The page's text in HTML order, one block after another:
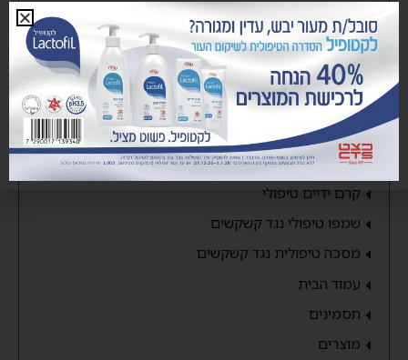
אורטיקריה (חרדלת או סרפדת)
תפרחת חיתולים
סוכרת
עור יבש
תחליב סבון טיפולי
קרם גוף טיפולי
קרם ידיים טיפולי
שמפו טיפולי נגד קשקשים
מסכה טיפולית נגד קשקשים
עמוד הבית
תסמינים
מוצרים